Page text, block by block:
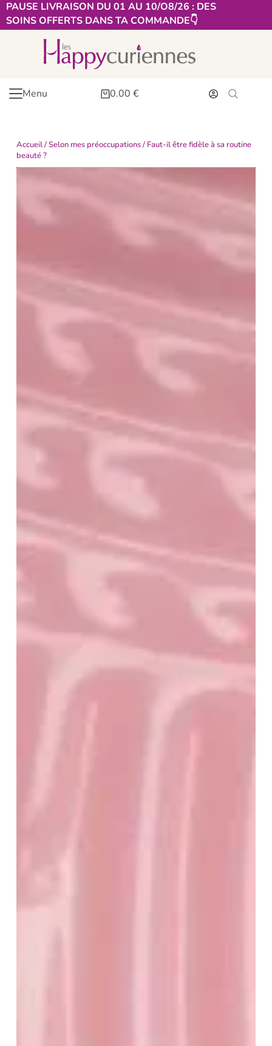
PAUSE LIVRAISON DU 01 AU 10/O8/26 : DES
SOINS OFFERTS DANS TA COMMANDE👇​
Menu 0.00 €
Accueil/Selon mes préoccupations/ Faut-il être fidèle à sa routine
beauté ?